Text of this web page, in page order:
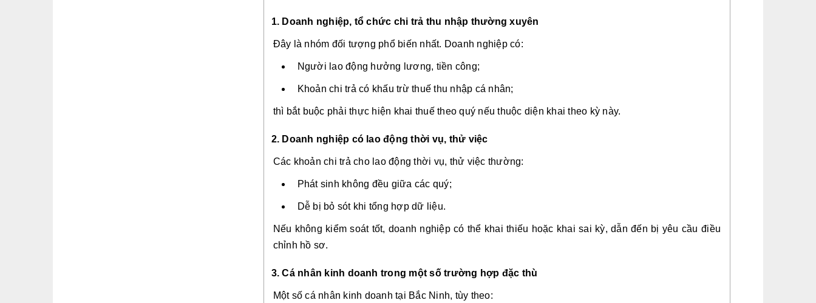
1. Doanh nghiệp, tổ chức chi trả thu nhập thường xuyên
Đây là nhóm đối tượng phổ biến nhất. Doanh nghiệp có:
Người lao động hưởng lương, tiền công;
Khoản chi trả có khấu trừ thuế thu nhập cá nhân;
thì bắt buộc phải thực hiện khai thuế theo quý nếu thuộc diện khai theo kỳ này.
2. Doanh nghiệp có lao động thời vụ, thử việc
Các khoản chi trả cho lao động thời vụ, thử việc thường:
Phát sinh không đều giữa các quý;
Dễ bị bỏ sót khi tổng hợp dữ liệu.
Nếu không kiểm soát tốt, doanh nghiệp có thể khai thiếu hoặc khai sai kỳ, dẫn đến bị yêu cầu điều
chỉnh hồ sơ.
3. Cá nhân kinh doanh trong một số trường hợp đặc thù
Một số cá nhân kinh doanh tại Bắc Ninh, tùy theo: